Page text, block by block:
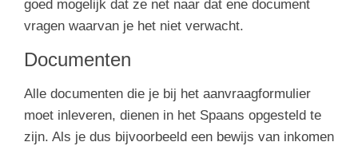
goed mogelijk dat ze net naar dat ene document
vragen waarvan je het niet verwacht.
Documenten
Alle documenten die je bij het aanvraagformulier
moet inleveren, dienen in het Spaans opgesteld te
zijn. Als je dus bijvoorbeeld een bewijs van inkomen